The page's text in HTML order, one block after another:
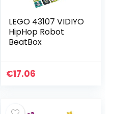
LEGO 43107 VIDIYO
HipHop Robot
BeatBox
€17.06